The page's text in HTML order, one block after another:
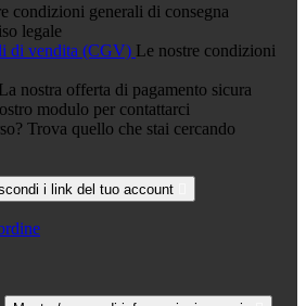
condizioni generali di consegna
legale
di vendita (CGV) Le nostre condizioni
La nostra offerta di pagamento sicura
modulo per contattarci
Trova quello che stai cercando
i link del tuo account